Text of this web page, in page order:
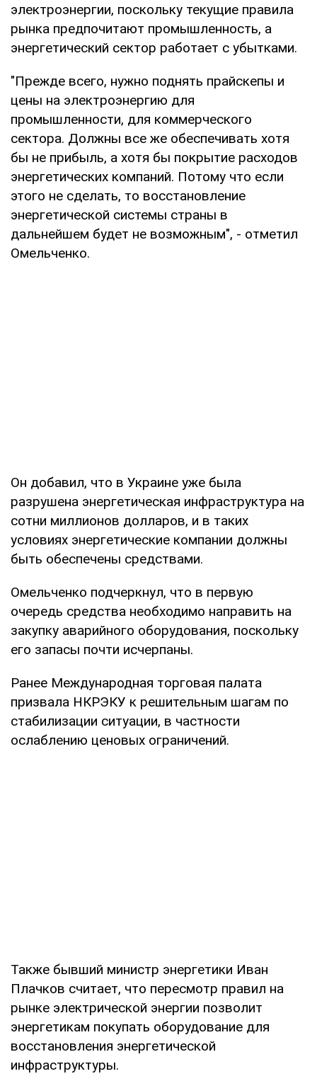
электроэнергии, поскольку текущие правила
рынка предпочитают промышленность, а
энергетический сектор работает с убытками.
"Прежде всего, нужно поднять прайскепы и
цены на электроэнергию для
промышленности, для коммерческого
сектора. Должны все же обеспечивать хотя
бы не прибыль, а хотя бы покрытие расходов
энергетических компаний. Потому что если
этого не сделать, то восстановление
энергетической системы страны в
дальнейшем будет не возможным", - отметил
Омельченко.
Он добавил, что в Украине уже была
разрушена энергетическая инфраструктура на
сотни миллионов долларов, и в таких
условиях энергетические компании должны
быть обеспечены средствами.
Омельченко подчеркнул, что в первую
очередь средства необходимо направить на
закупку аварийного оборудования, поскольку
его запасы почти исчерпаны.
Ранее Международная торговая палата
призвала НКРЭКУ к решительным шагам по
стабилизации ситуации, в частности
ослаблению ценовых ограничений.
Также бывший министр энергетики Иван
Плачков считает, что пересмотр правил на
рынке электрической энергии позволит
энергетикам покупать оборудование для
восстановления энергетической
инфраструктуры.